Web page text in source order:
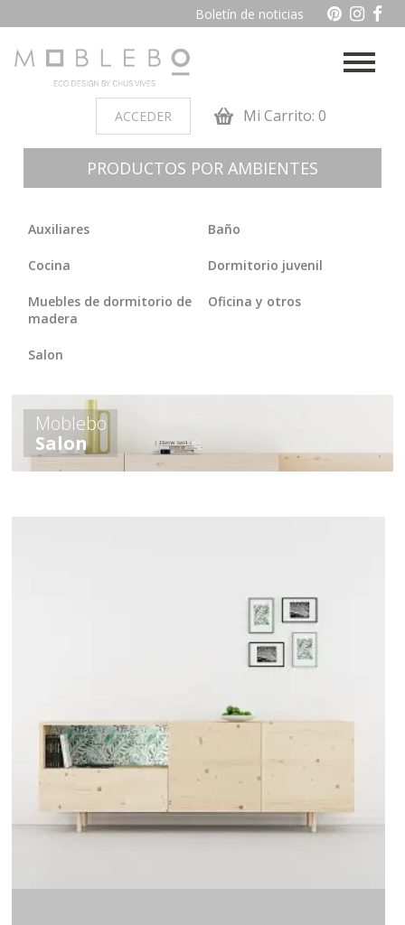
Boletín de noticias
ACCEDER Mi Carrito: 0
PRODUCTOS POR AMBIENTES
Auxiliares Baño
Cocina Dormitorio juvenil
Muebles de dormitorio de
madera
Oficina y otros
Salon
Moblebo
Salon